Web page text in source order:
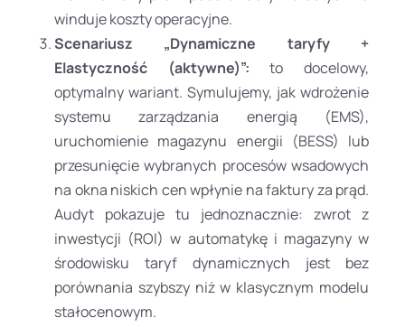
winduje koszty operacyjne.
Scenariusz „Dynamiczne taryfy +
Elastyczność (aktywne)”: to docelowy,
optymalny wariant. Symulujemy, jak wdrożenie
systemu zarządzania energią (EMS),
uruchomienie magazynu energii (BESS) lub
przesunięcie wybranych procesów wsadowych
na okna niskich cen wpłynie na faktury za prąd.
Audyt pokazuje tu jednoznacznie: zwrot z
inwestycji (ROI) w automatykę i magazyny w
środowisku taryf dynamicznych jest bez
porównania szybszy niż w klasycznym modelu
stałocenowym.